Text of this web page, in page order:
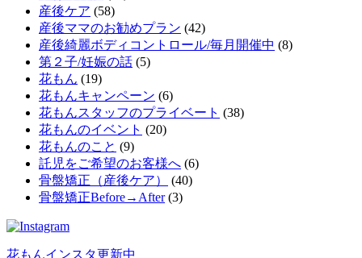
産後ケア (58)
産後ママのお勧めプラン (42)
産後綺麗ボディコントロール/毎月開催中 (8)
第２子/妊娠の話 (5)
花もん (19)
花もんキャンペーン (6)
花もんスタッフのプライベート (38)
花もんのイベント (20)
花もんのこと (9)
託児をご希望のお客様へ (6)
骨盤矯正（産後ケア）
(40)
骨盤矯正Before→After(3)
花もんインスタ更新中